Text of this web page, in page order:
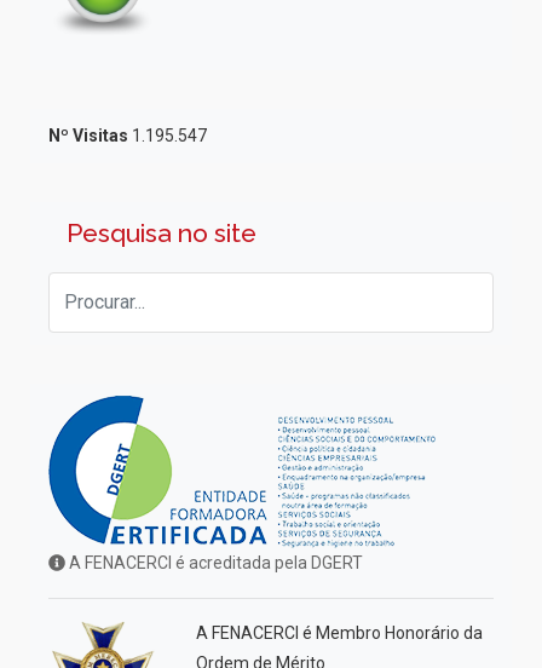
Nº Visitas 1.195.547
Pesquisa no site
A FENACERCI é acreditada pela DGERT
A FENACERCI é Membro Honorário da
Ordem de Mérito